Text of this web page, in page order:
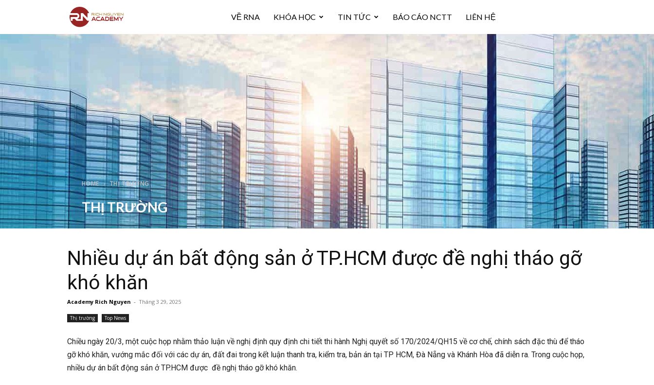
VỀ RNA KHÓA HỌC TIN TỨC BÁO CÁO NCTT LIÊN HỆ
HOME THỊ TRƯỜNG
THỊ TRƯỜNG
Nhiều dự án bất động sản ở TP.HCM được đề nghị tháo gỡ
khó khăn
Academy Rich Nguyen - Tháng 3 29, 2025
Thị trường Top News
Chiều ngày 20/3, một cuộc họp nhằm thảo luận về nghị định quy định chi tiết thi hành Nghị quyết số 170/2024/QH15 về cơ chế, chính sách đặc thù để tháo
gỡ khó khăn, vướng mắc đối với các dự án, đất đai trong kết luận thanh tra, kiểm tra, bản án tại TP HCM, Đà Nẵng và Khánh Hòa đã diễn ra. Trong cuộc họp,
nhiều dự án bất động sản ở TP.HCM được đề nghị tháo gỡ khó khăn.